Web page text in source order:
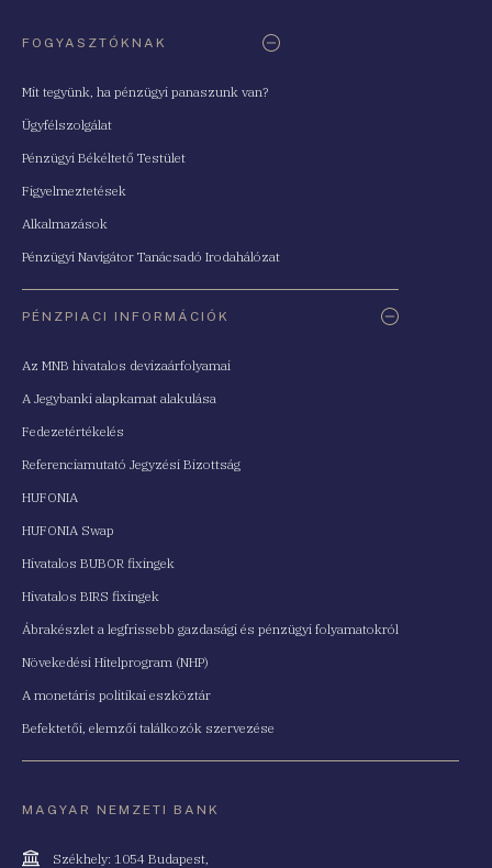
FOGYASZTÓKNAK
Mit tegyünk, ha pénzügyi panaszunk van?
Ügyfélszolgálat
Pénzügyi Békéltető Testület
Figyelmeztetések
Alkalmazások
Pénzügyi Navigátor Tanácsadó Irodahálózat
PÉNZPIACI INFORMÁCIÓK
Az MNB hivatalos devizaárfolyamai
A Jegybanki alapkamat alakulása
Fedezetértékelés
Referenciamutató Jegyzési Bizottság
HUFONIA
HUFONIA Swap
Hivatalos BUBOR fixingek
Hivatalos BIRS fixingek
Ábrakészlet a legfrissebb gazdasági és pénzügyi folyamatokról
Növekedési Hitelprogram (NHP)
A monetáris politikai eszköztár
Befektetői, elemzői találkozók szervezése
MAGYAR NEMZETI BANK
Cím
Székhely: 1054 Budapest,